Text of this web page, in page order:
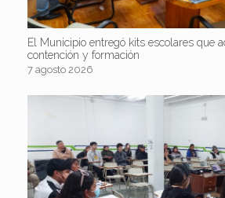
El Municipio entregó kits escolares que
contención y formación
7 agosto 2026